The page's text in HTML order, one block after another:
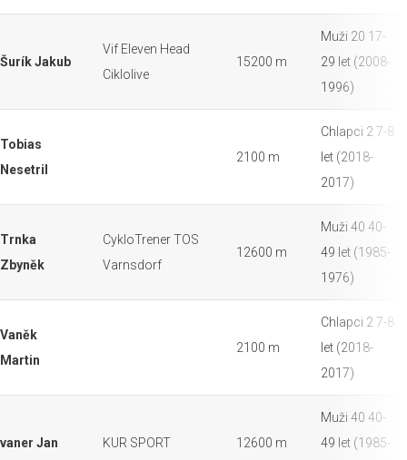
Šurík Jakub
Vif Eleven Head
Ciklolive
15200 m
Muži 20 17-
29 let (2008-
1996)
Tobias
Nesetril
2100 m
Chlapci 2 7-8
let (2018-
2017)
Trnka
Zbyněk
CykloTrener TOS
Varnsdorf
12600 m
Muži 40 40-
49 let (1985-
1976)
Vaněk
Martin
2100 m
Chlapci 2 7-8
let (2018-
2017)
vaner Jan KUR SPORT 12600 m
Muži 40 40-
49 let (1985-